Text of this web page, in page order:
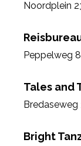
Noordplein
Peppelweg
Tales and
Bredaseweg
Bright